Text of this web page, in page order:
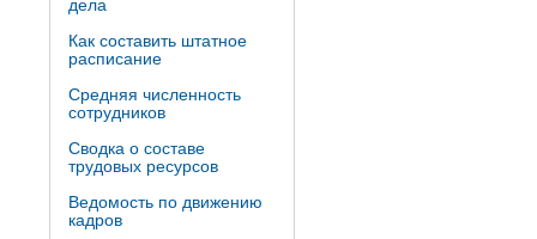
дела
Как составить штатное
расписание
Средняя численность
сотрудников
Сводка о составе
трудовых ресурсов
Ведомость по движению
кадров